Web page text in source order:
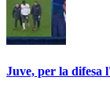
Juve, per la difesa